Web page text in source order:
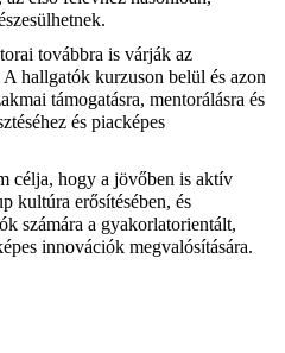
továbbra is várják az
hallgatók kurzuson belül és azon
támogatásra, mentorálásra és
és piacképes
célja, hogy a jövőben is aktív
kultúra erősítésében, és
számára a gyakorlatorientált,
innovációk megvalósítására.